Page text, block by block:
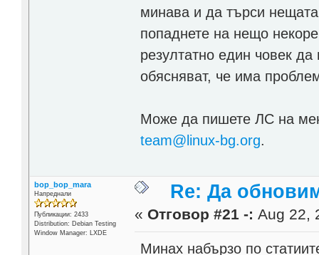
минава и да търси
попаднете на нещо
резултатно един човек
обясняват, че има
Може да пишете ЛС на
team@linux-bg.org.
bop_bop_mara
Напреднали
Публикации: 2433
Distribution: Debian Testing
Window Manager: LXDE
Re: Да
« Отговор #21 -: Aug 22,
Минах набързо по